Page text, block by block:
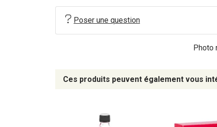
Poser une question
Photo
Ces produits peuvent également vous